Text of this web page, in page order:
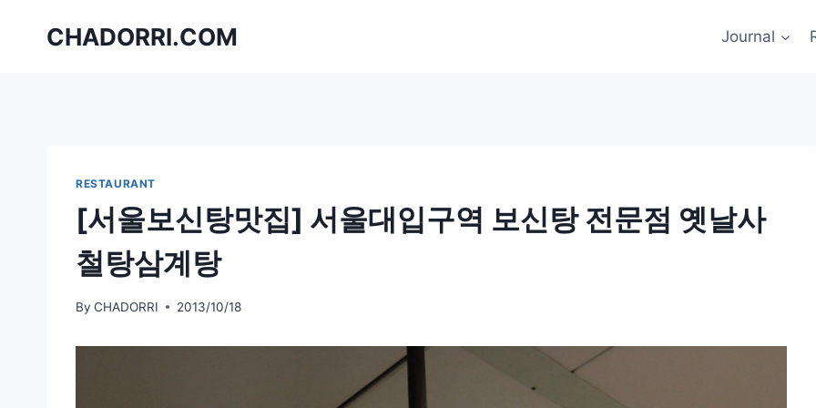
CHADORRI.COM Journal
RESTAURANT
[서울보신탕맛집] 서울대입구역 보신탕 전문점 옛날사
철탕삼계탕
By CHADORRI 2013/10/18